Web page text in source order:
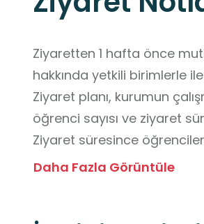
Ziyaretten 1 hafta önce
hakkında yetkili birimlerle
Ziyaret planı, kurumun
öğrenci sayısı ve ziyaret
Ziyaret süresince
sorumluluğu öğretmenler
Daha Fazla Görüntüle